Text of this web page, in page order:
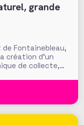
grande
de Fontainebleau,
création d’un
de collecte,
Patrimoine. Alors
des particuliers,